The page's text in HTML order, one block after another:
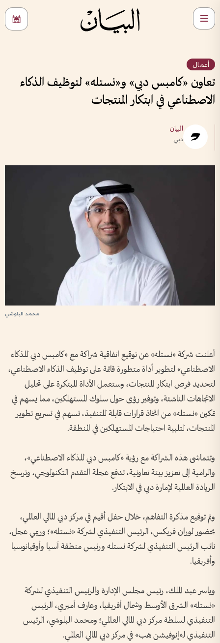
أعمال
تعاون «كامبس دبي» و«نستله» لتوظيف الذكاء
الاصطناعي في ابتكار المنتجات
البيان
دبي
محمد البلوشي
أعلنت شركة «نستله» عن توقيع اتفاقية شراكة مع «كامبس دبي للذكاء
الاصطناعي» لتطوير أداة متطورة قائمة على توظيف الذكاء الاصطناعي،
لتحديد فرص ابتكار المنتجات، وستعمل الأداة المبتكرة على تحليل
الاتجاهات الناشئة، وتوفير رؤى حول سلوك المستهلكين، مما يسهم في
تمكين «نستله» من اتخاذ قرارات قابلة للتنفيذ، تسهم في تسريع تطوير
المنتجات، لتلبية احتياجات المستهلكين في المنطقة.
وتتماشى هذه الشراكة مع رؤية «كامبس دبي للذكاء الاصطناعي»،
والرامية إلى تعزيز بيئة تعاونية، تدفع عجلة التقدم التكنولوجي، وترسخ
الريادة العالمية لإمارة دبي في الابتكار.
وتم توقيع مذكرة التفاهم، خلال حفل أقيم في مركز دبي المالي العالمي،
بحضور لوران فريكس، الرئيس التنفيذي لشركة «نستله»؛ وريمي عجل،
نائب الرئيس التنفيذي لشركة نستله ورئيس منطقة آسيا وأوقيانوسيا
وأفريقيا.
وياسر عبد الملك، رئيس مجلس الإدارة والرئيس التنفيذي لشركة
«نستله» الشرق الأوسط وشمال أفريقيا، وعارف أميري، الرئيس
التنفيذي لسلطة مركز دبي المالي العالمي؛ ومحمد البلوشي، الرئيس
التنفيذي لـ«إنوفيشن هب» في مركز دبي المالي العالمي.